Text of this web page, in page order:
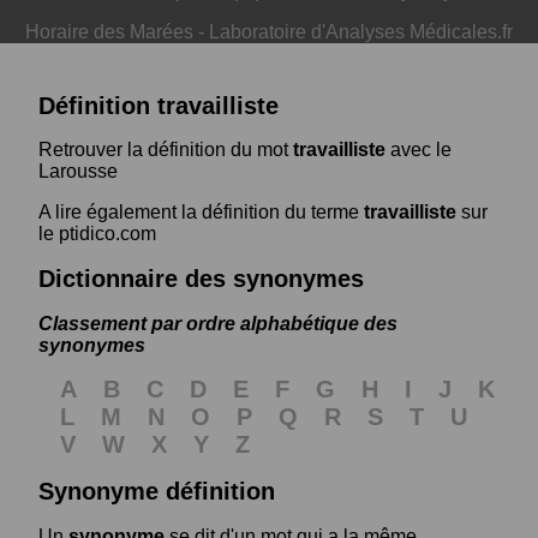
Horaire des Marées - Laboratoire d'Analyses Médicales.fr
Définition travailliste
Retrouver la définition du mottravailliste avec le
Larousse
A lire également la définition du terme travailliste sur
le ptidico.com
Dictionnaire des synonymes
Classement par ordre alphabétique des
synonymes
A B C D E F G H I J
K
L
M N O P Q R S T
U
V
W X Y
Z
Synonyme définition